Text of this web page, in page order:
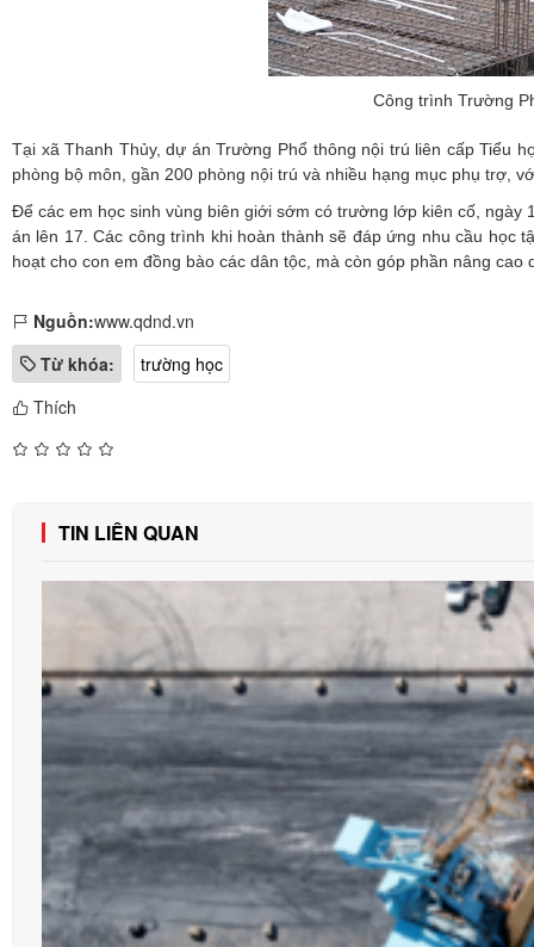
Công trình Trường
Tại xã Thanh Thủy, dự án Trường Phổ thông nội trú liên cấp Tiểu
phòng bộ môn, gần 200 phòng nội trú và nhiều hạng mục phụ trợ,
Để các em học sinh vùng biên giới sớm có trường lớp kiên cố,
án lên 17. Các công trình khi hoàn thành sẽ đáp ứng nhu cầu học
hoạt cho con em đồng bào các dân tộc, mà còn góp phần nâng
Nguồn:www.qdnd.vn
Từ khóa:
trường học
Thích
TIN LIÊN QUAN